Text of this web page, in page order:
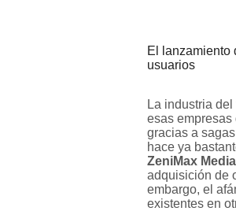
El lanzamiento
usuarios
La industria
esas empresas
gracias a
hace ya
ZeniMax
adquisición de
embargo, el
existentes en